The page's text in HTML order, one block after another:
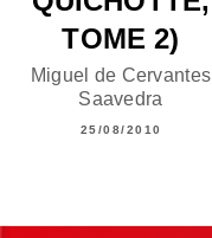
TOME 2)
Miguel de Cervantes
Saavedra
25/08/2010